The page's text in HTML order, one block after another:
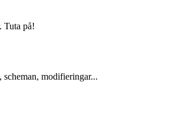
Tuta på!
scheman, modifieringar...